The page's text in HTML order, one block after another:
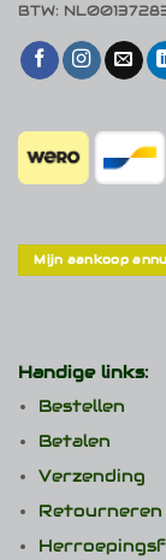
BTW:
Mijn aankoop
Handige links:
Bestellen
Betalen
Verzending
Retourneren